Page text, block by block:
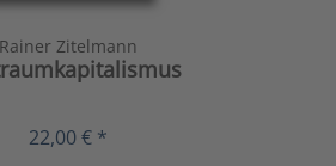
Rainer Zitelmann
22,00 € *